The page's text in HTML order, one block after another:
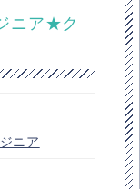
ニア★ク
ニア